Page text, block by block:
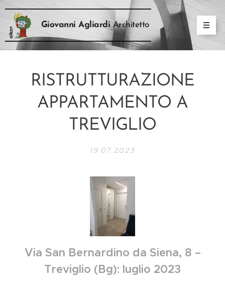
Giovanni AgliardiArchitetto
RISTRUTTURAZIONE
APPARTAMENTO A
TREVIGLIO
19.07.2023
Via San Bernardino da Siena, 8 –
Treviglio (Bg): luglio 2023